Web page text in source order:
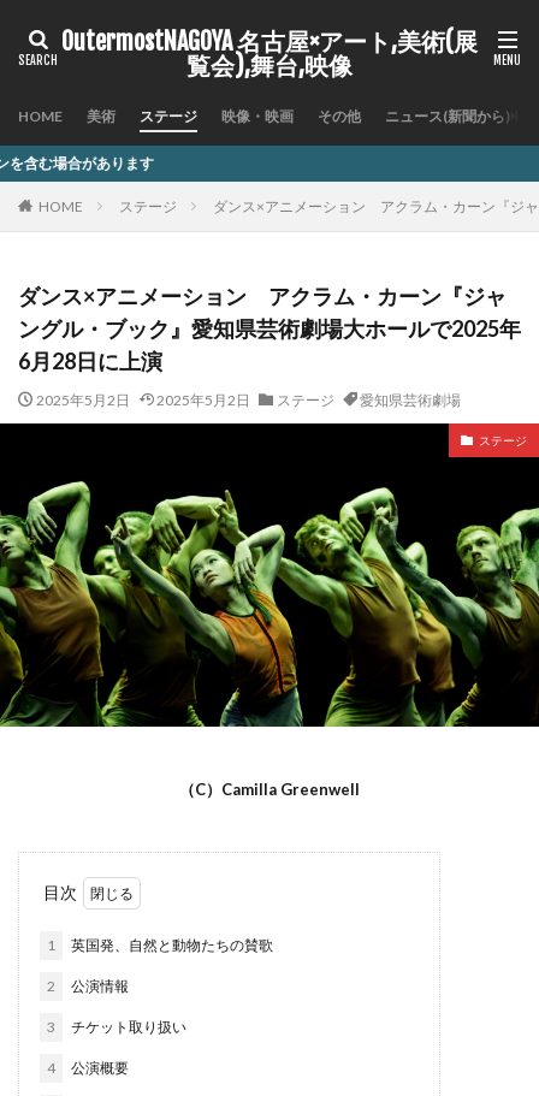
OutermostNAGOYA 名古屋×アート,美術(展
覧会),舞台,映像
HOME 美術 ステージ 映像・映画 その他 ニュース(新聞から)
HOME ステージ ダンス×アニメーション アクラム・カーン『ジ
ダンス×アニメーション アクラム・カーン『ジャ
ングル・ブック』愛知県芸術劇場大ホールで2025年
6月28日に上演
2025年5月2日 2025年5月2日 ステージ 愛知県芸術劇場
ステージ
（C）Camilla Greenwell
目次
1 英国発、自然と動物たちの賛歌
2 公演情報
3 チケット取り扱い
4 公演概要